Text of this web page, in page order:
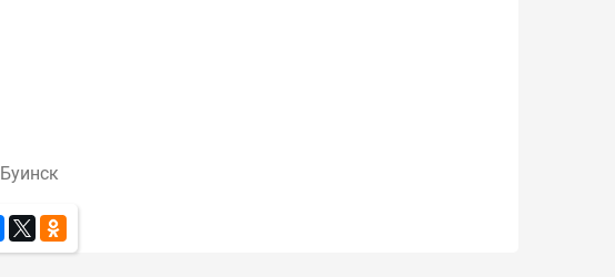
Буинск